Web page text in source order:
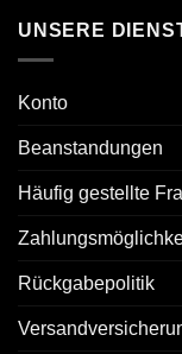
UNSERE
Konto
Beanstandungen
Häufig gestellte
Rückgabepolitik